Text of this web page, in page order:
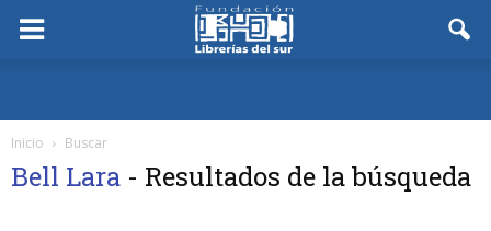
Inicio Buscar
Bell Lara - Resultados de la búsqueda